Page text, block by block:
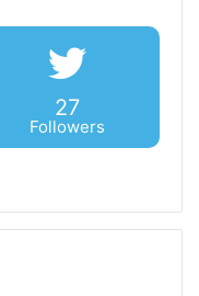
27
Followers